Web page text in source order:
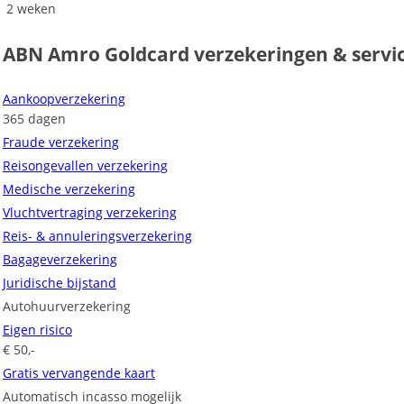
2 weken
ABN Amro Goldcard verzekeringen &
Aankoopverzekering
365 dagen
Fraude verzekering
Reisongevallen verzekering
Medische verzekering
Vluchtvertraging verzekering
Reis- & annuleringsverzekering
Bagageverzekering
Juridische bijstand
Autohuurverzekering
Eigen risico
€ 50,-
Gratis vervangende kaart
Automatisch incasso mogelijk